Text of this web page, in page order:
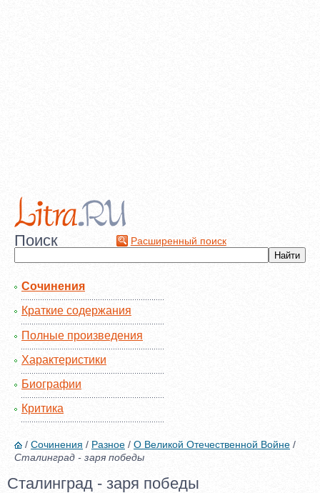
Поиск Расширенный поиск
Сочинения
Краткие содержания
Полные произведения
Характеристики
Биографии
Критика
/ Сочинения / Разное / О Великой Отечественной Войне /
Сталинград - заря победы
Сталинград - заря победы